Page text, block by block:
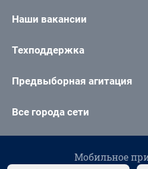
Наши вакансии
Техподдержка
Предвыборная агитация
Все города сети
Мобильное